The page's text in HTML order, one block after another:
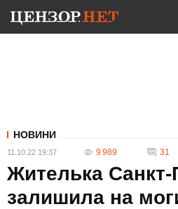
НОВИНИ
11.10.22 19:37 9 989 31
Жителька Санкт-
залишила на